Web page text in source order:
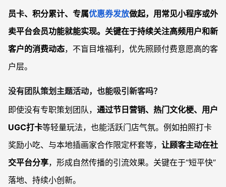
员卡、积分累计、专属优惠券发放做起，用常见小程序或外
卖平台会员功能就能实现。关键在于持续关注高频用户和新
客户的消费动态，不盲目堆福利，优先照顾付费意愿高的客
户层。
没有团队策划主题活动，也能吸引新客吗？
即使没有专职策划团队， 通过节日营销、热门文化梗、用户
UGC打卡等轻量玩法，也能活跃门店气氛。例如拍照打卡
奖励小吃、与本地插画家合作限定杯套等， 让顾客主动在社
交平台分享，形成自然传播的引流效果。关键在于“短平快”
落地、持续小创新。